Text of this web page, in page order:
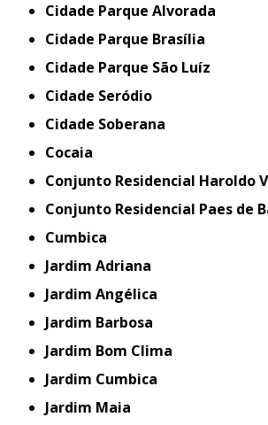
Cidade Parque Alvorada
Cidade Parque Brasília
Cidade Parque São Luíz
Cidade Seródio
Cidade Soberana
Cocaia
Conjunto Residencial Haroldo
Conjunto Residencial Paes de
Cumbica
Jardim Adriana
Jardim Angélica
Jardim Barbosa
Jardim Bom Clima
Jardim Cumbica
Jardim Maia